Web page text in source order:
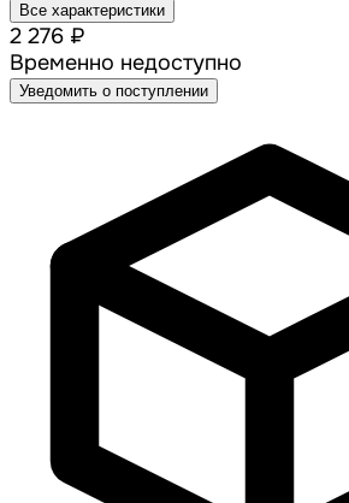
Все характеристики
2 276 ₽
Временно недоступно
Уведомить о поступлении